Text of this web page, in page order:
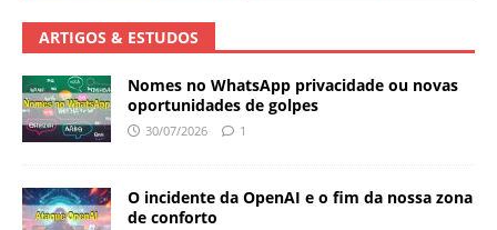
ARTIGOS & ESTUDOS
Nomes no WhatsApp privacidade ou novas
oportunidades de golpes
30/07/2026 1
O incidente da OpenAI e o fim da nossa zona
de conforto